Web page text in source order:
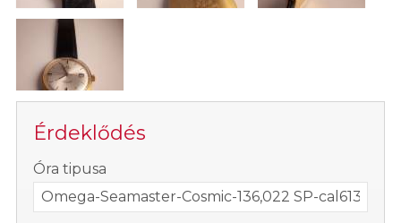
Érdeklődés
Óra tipusa